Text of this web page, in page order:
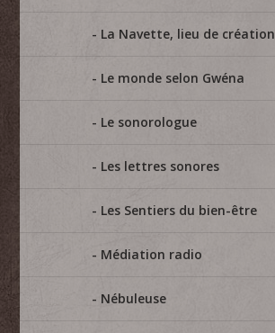
La Navette, lieu de création
Le monde selon Gwéna
Le sonorologue
Les lettres sonores
Les Sentiers du bien-être
Médiation radio
Nébuleuse